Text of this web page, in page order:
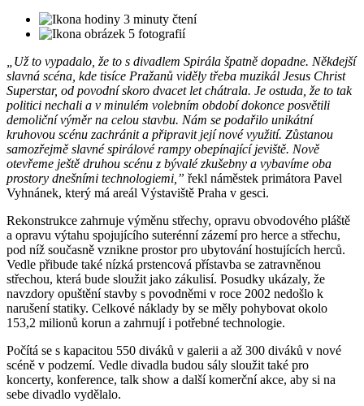
3 minuty čtení
5 fotografií
„Už to vypadalo, že to s divadlem Spirála špatně dopadne. Někdejší
slavná scéna, kde tisíce Pražanů viděly třeba muzikál Jesus Christ
Superstar, od povodní skoro dvacet let chátrala. Je ostuda, že to tak
politici nechali a v minulém volebním období dokonce posvětili
demoliční výměr na celou stavbu. Nám se podařilo unikátní
kruhovou scénu zachránit a připravit její nové využití. Zůstanou
samozřejmě slavné spirálové rampy obepínající jeviště. Nově
otevřeme ještě druhou scénu z bývalé zkušebny a vybavíme oba
prostory dnešními technologiemi,” řekl náměstek primátora Pavel
Vyhnánek, který má areál Výstaviště Praha v gesci.
Rekonstrukce zahrnuje výměnu střechy, opravu obvodového pláště
a opravu výtahu spojujícího suterénní zázemí pro herce a střechu,
pod níž současně vznikne prostor pro ubytování hostujících herců.
Vedle přibude také nízká prstencová přístavba se zatravněnou
střechou, která bude sloužit jako zákulisí. Posudky ukázaly, že
navzdory opuštění stavby s povodněmi v roce 2002 nedošlo k
narušení statiky. Celkové náklady by se měly pohybovat okolo
153,2 milionů korun a zahrnují i potřebné technologie.
Počítá se s kapacitou 550 diváků v galerii a až 300 diváků v nové
scéně v podzemí. Vedle divadla budou sály sloužit také pro
koncerty, konference, talk show a další komerční akce, aby si na
sebe divadlo vydělalo.